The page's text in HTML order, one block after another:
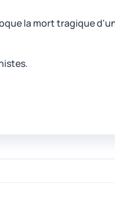
la mort tragique